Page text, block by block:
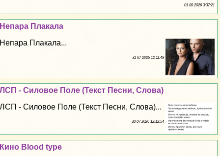
01 08 2026 3:37:21
Непара Плакала
Непара Плакала...
31 07 2026 12:11:49
ЛСП - Силовое Поле (Текст Песни, Слова)
ЛСП - Силовое Поле (Текст Песни, Слова)...
30 07 2026 12:12:54
Кино Blood type